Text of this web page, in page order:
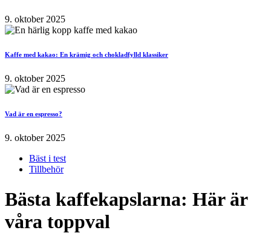
9. oktober 2025
Kaffe med kakao: En krämig och chokladfylld klassiker
9. oktober 2025
Vad är en espresso?
9. oktober 2025
Bäst i test
Tillbehör
Bästa kaffekapslarna: Här är
våra toppval